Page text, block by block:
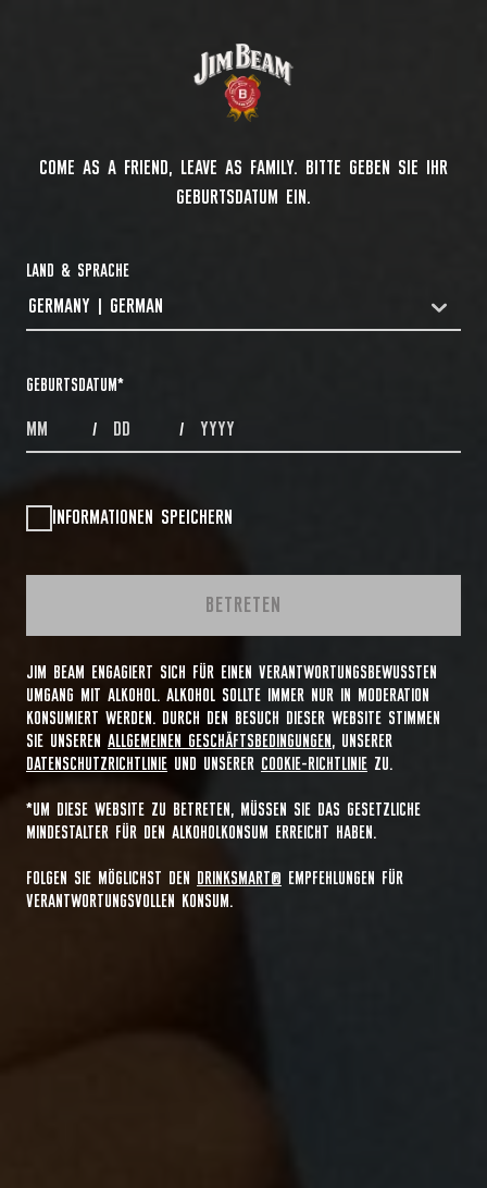
COME AS A FRIEND, LEAVE AS FAMILY. BITTE GEBEN SIE IHR
GEBURTSDATUM EIN.
LAND & SPRACHE
COUNTRYDROPDOWN
GERMANY | GERMAN
GEBURTSDATUM*
MONTHS / DAYS / YEAR
INFORMATIONEN SPEICHERN
BETRETEN
JIM BEAM ENGAGIERT SICH FÜR EINEN VERANTWORTUNGSBEWUSSTEN
UMGANG MIT ALKOHOL. ALKOHOL SOLLTE IMMER NUR IN MODERATION
KONSUMIERT WERDEN. DURCH DEN BESUCH DIESER WEBSITE STIMMEN
SIE UNSEREN ALLGEMEINEN GESCHÄFTSBEDINGUNGEN, UNSERER
DATENSCHUTZRICHTLINIE UND UNSERER COOKIE-RICHTLINIE ZU.
*UM DIESE WEBSITE ZU BETRETEN, MÜSSEN SIE DAS GESETZLICHE
MINDESTALTER FÜR DEN ALKOHOLKONSUM ERREICHT HABEN.
FOLGEN SIE MÖGLICHST DEN DRINKSMART® EMPFEHLUNGEN FÜR
VERANTWORTUNGSVOLLEN KONSUM.